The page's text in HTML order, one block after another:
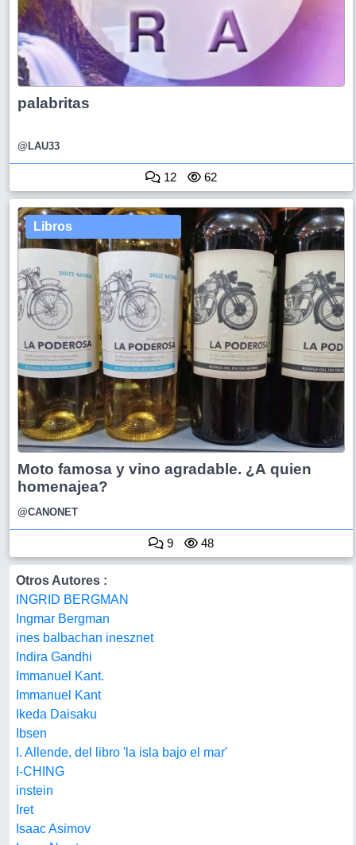
palabritas
@LAU33
12 62
Libros
Moto famosa y vino agradable. ¿A quien
homenajea?
@CANONET
9 48
Otros Autores :
INGRID BERGMAN
Ingmar Bergman
ines balbachan inesznet
Indira Gandhi
Immanuel Kant.
Immanuel Kant
Ikeda Daisaku
Ibsen
I. Allende, del libro 'la isla bajo el mar'
I-CHING
instein
Iret
Isaac Asimov